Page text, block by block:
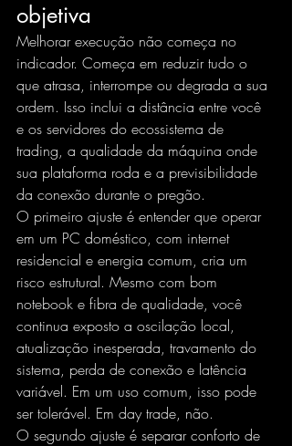
objetiva
Melhorar execução não começa no
indicador. Começa em reduzir tudo o
que atrasa, interrompe ou degrada a sua
ordem. Isso inclui a distância entre você
e os servidores do ecossistema de
trading, a qualidade da máquina onde
sua plataforma roda e a previsibilidade
da conexão durante o pregão.
O primeiro ajuste é entender que operar
em um PC doméstico, com internet
residencial e energia comum, cria um
risco estrutural. Mesmo com bom
notebook e fibra de qualidade, você
continua exposto a oscilação local,
atualização inesperada, travamento do
sistema, perda de conexão e latência
variável. Em um uso comum, isso pode
ser tolerável. Em day trade, não.
O segundo ajuste é separar conforto de